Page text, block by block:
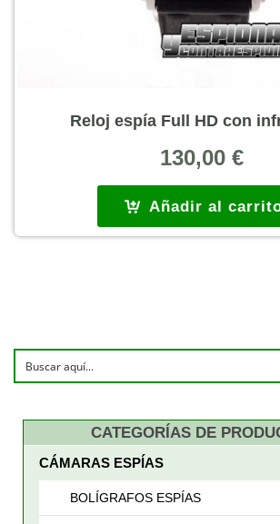
Reloj espía Full HD con
130,00 €
Añadir al
CATEGORÍAS DE
CÁMARAS ESPÍAS
BOLÍGRAFOS ESPÍAS